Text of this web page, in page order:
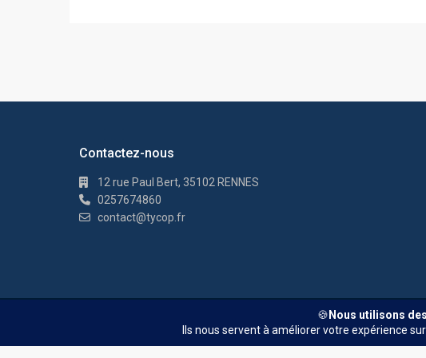
Contactez-nous
12 rue Paul Bert, 35102 RENNES
0257674860
contact@tycop.fr